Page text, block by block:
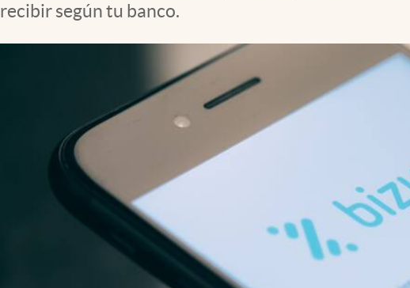
recibir según tu banco.